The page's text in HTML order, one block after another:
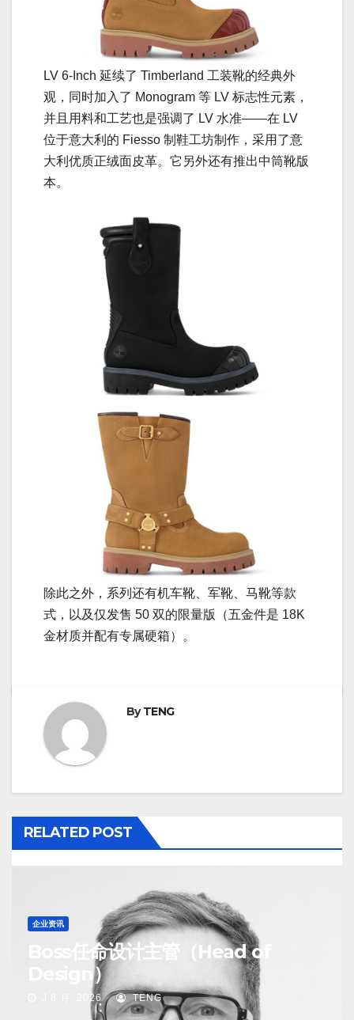
LV 6-Inch 延续了 Timberland 工装靴的经典外
观，同时加入了 Monogram 等 LV 标志性元素，
并且用料和工艺也是强调了 LV 水准——在 LV
位于意大利的 Fiesso 制鞋工坊制作，采用了意
大利优质正绒面皮革。它另外还有推出中筒靴版
本。
除此之外，系列还有机车靴、军靴、马靴等款
式，以及仅发售 50 双的限量版（五金件是 18K
金材质并配有专属硬箱）。
ByTENG
RELATED POST
企业资讯
Boss任命设计主管（Head of
Design）
J 8 月, 2026 TENG